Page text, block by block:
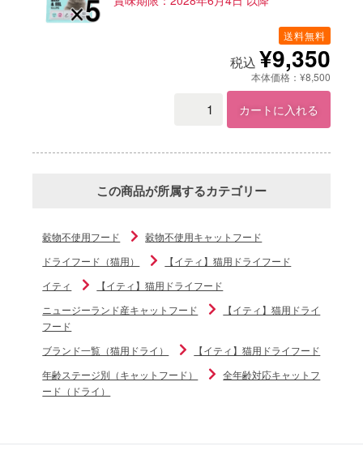
送料無料
税込 ¥9,350
本体価格：¥8,500
カートに入れる
この商品が所属するカテゴリー
穀物不使用フード
穀物不使用キャットフード
ドライフード（猫用）
【イティ】猫用ドライフード
イティ
【イティ】猫用ドライフード
ニュージーランド産キャットフード
【イティ】猫用ドライ
フード
ブランド一覧（猫用ドライ）
【イティ】猫用ドライフード
年齢ステージ別（キャットフード）
全年齢対応キャットフ
ード（ドライ）